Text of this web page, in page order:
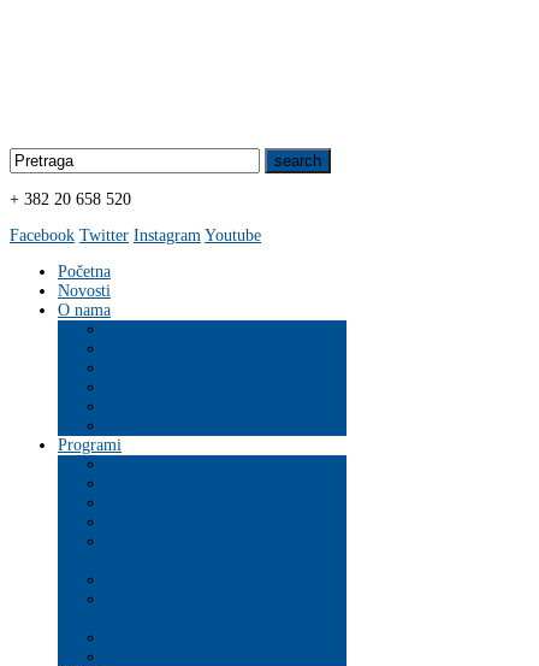
+ 382 20 658 520
Facebook Twitter Instagram Youtube
Početna
Novosti
O nama
Programi